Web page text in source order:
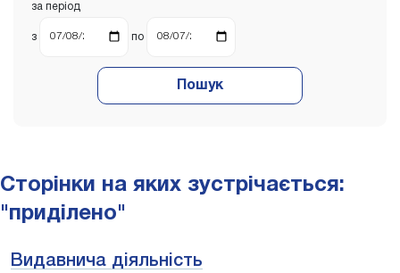
за період
з по
Пошук
Сторінки на яких зустрічається:
"приділено"
Видавнича діяльність